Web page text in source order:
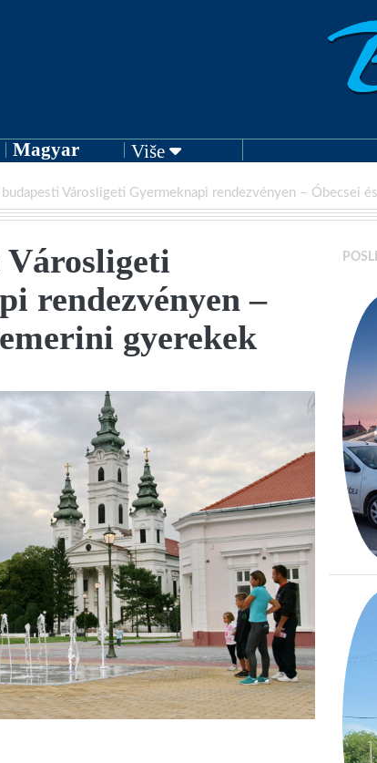
Magyar Više
budapesti Városligeti Gyermeknapi rendezvényen – Óbecsei
Városligeti
rendezvényen –
gyerekek